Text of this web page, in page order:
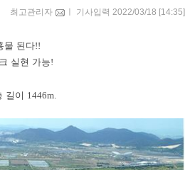
최고관리자
ㅣ 기사입력 2022/03/18 [14:35]
물 된다!!
실현 가능!
길이 1446m.